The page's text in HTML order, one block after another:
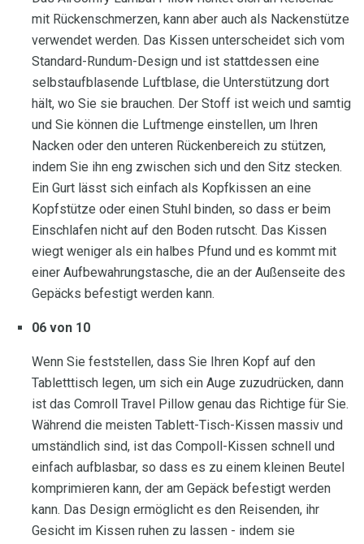
mit Rückenschmerzen, kann aber auch als Nackenstütze
verwendet werden. Das Kissen unterscheidet sich vom
Standard-Rundum-Design und ist stattdessen eine
selbstaufblasende Luftblase, die Unterstützung dort
hält, wo Sie sie brauchen. Der Stoff ist weich und samtig
und Sie können die Luftmenge einstellen, um Ihren
Nacken oder den unteren Rückenbereich zu stützen,
indem Sie ihn eng zwischen sich und den Sitz stecken.
Ein Gurt lässt sich einfach als Kopfkissen an eine
Kopfstütze oder einen Stuhl binden, so dass er beim
Einschlafen nicht auf den Boden rutscht. Das Kissen
wiegt weniger als ein halbes Pfund und es kommt mit
einer Aufbewahrungstasche, die an der Außenseite des
Gepäcks befestigt werden kann.
06 von 10
Wenn Sie feststellen, dass Sie Ihren Kopf auf den
Tabletttisch legen, um sich ein Auge zuzudrücken, dann
ist das Comroll Travel Pillow genau das Richtige für Sie.
Während die meisten Tablett-Tisch-Kissen massiv und
umständlich sind, ist das Compoll-Kissen schnell und
einfach aufblasbar, so dass es zu einem kleinen Beutel
komprimieren kann, der am Gepäck befestigt werden
kann. Das Design ermöglicht es den Reisenden, ihr
Gesicht im Kissen ruhen zu lassen - indem sie